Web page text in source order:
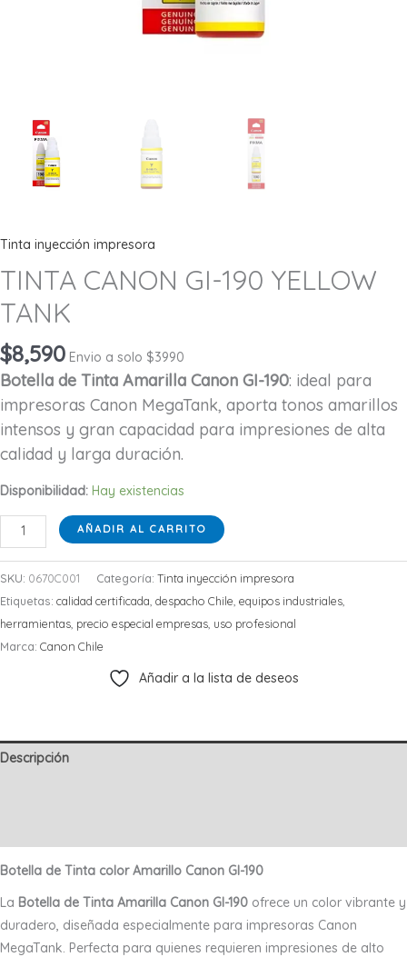
Tinta inyección impresora
TINTA CANON GI-190 YELLOW
TANK
$8,590 Envio a solo $3990
Botella de Tinta Amarilla Canon GI-190: ideal para
impresoras Canon MegaTank, aporta tonos amarillos
intensos y gran capacidad para impresiones de alta
calidad y larga duración.
Disponibilidad: Hay existencias
TINTA
CANON
GI-
190
YELLOW
TANK
AÑADIR AL CARRITO
SKU: 0670C001 Categoría: Tinta inyección impresora
Etiquetas: calidad certificada despacho Chile equipos industriales
herramientas precio especial empresas uso profesional
Marca: Canon Chile
Añadir a la lista de deseos
Descripción
Botella de Tinta color Amarillo Canon GI-190
La Botella de Tinta Amarilla Canon GI-190 ofrece un color vibrante y
duradero, diseñada especialmente para impresoras Canon
MegaTank. Perfecta para quienes requieren impresiones de alto